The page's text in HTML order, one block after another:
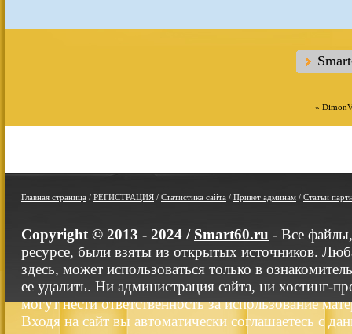
»
Главная страница / РЕГИСТРАЦИЯ / Статистика сайта / Привет админам / Статьи
Copyright © 2013 - 2024 / Smart60.ru - Все
ресурсе, были взяты из открытых источников.
здесь, может использоваться только в
ее удалить. Ни администрация сайта, ни хостинг-
могут нести ответственность за использование
Входя на сайт вы автоматически соглашаетесь с